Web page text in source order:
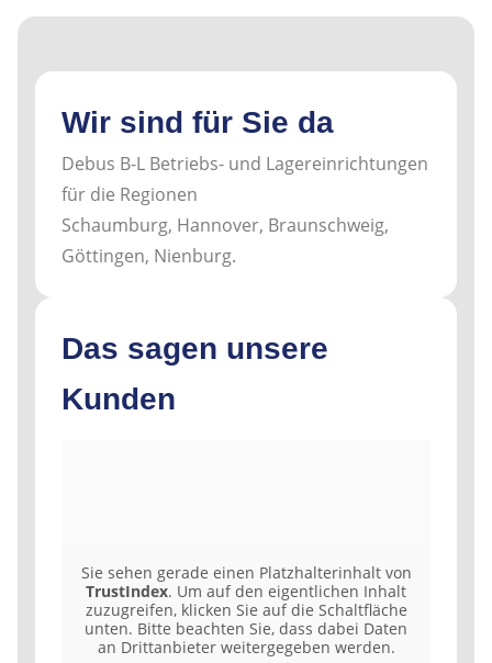
Wir sind für Sie da
Debus B-L Betriebs- und Lagereinrichtungen
für die Regionen
Schaumburg, Hannover, Braunschweig,
Göttingen, Nienburg.
Das sagen unsere
Kunden
Sie sehen gerade einen Platzhalterinhalt von
TrustIndex. Um auf den eigentlichen Inhalt
zuzugreifen, klicken Sie auf die Schaltfläche
unten. Bitte beachten Sie, dass dabei Daten
an Drittanbieter weitergegeben werden.